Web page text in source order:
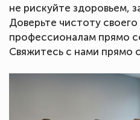
не рискуйте здоровьем,
Доверьте чистоту
профессионалам прямо
Свяжитесь с нами прямо